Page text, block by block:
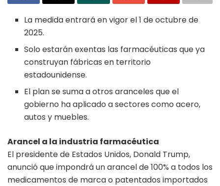
La medida entrará en vigor el 1 de octubre de
2025.
Solo estarán exentas las farmacéuticas que ya
construyan fábricas en territorio
estadounidense.
El plan se suma a otros aranceles que el
gobierno ha aplicado a sectores como acero,
autos y muebles.
Arancel a la industria farmacéutica
El presidente de Estados Unidos, Donald Trump,
anunció que impondrá un arancel de 100% a todos los
medicamentos de marca o patentados importados